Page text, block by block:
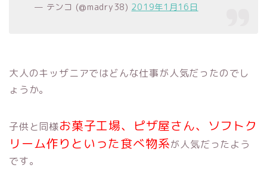
— テンコ (@madry38) 2019年1月16日
大人のキッザニアではどんな仕事が人気だったのでし
ょうか。
子供と同様お菓子工場、ピザ屋さん、ソフトク
リーム作りといった食べ物系が人気だったよう
です。